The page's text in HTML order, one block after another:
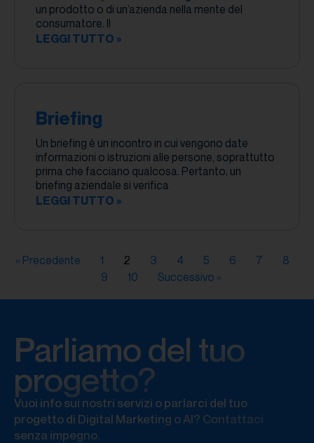
un prodotto o di un’azienda nella mente del
consumatore. Il
LEGGI TUTTO »
Briefing
Un briefing è un incontro in cui vengono date
informazioni o istruzioni alle persone, soprattutto
prima che facciano qualcosa. Pertanto, un
briefing aziendale si verifica
LEGGI TUTTO »
« Precedente 1 2 3 4 5 6 7
8
9
10 Successivo »
Parliamo del tuo
progetto?
Vuoi info sui nostri servizi o parlarci del tuo
progetto di Digital Marketing o AI? Contattaci
senza impegno.